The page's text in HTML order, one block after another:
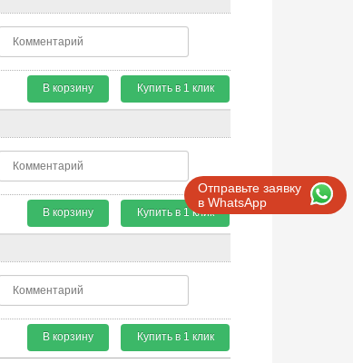
Отправьте заявку
в WhatsApp
В корзину Купить в 1 клик
В корзину Купить в 1 клик
В корзину Купить в 1 клик